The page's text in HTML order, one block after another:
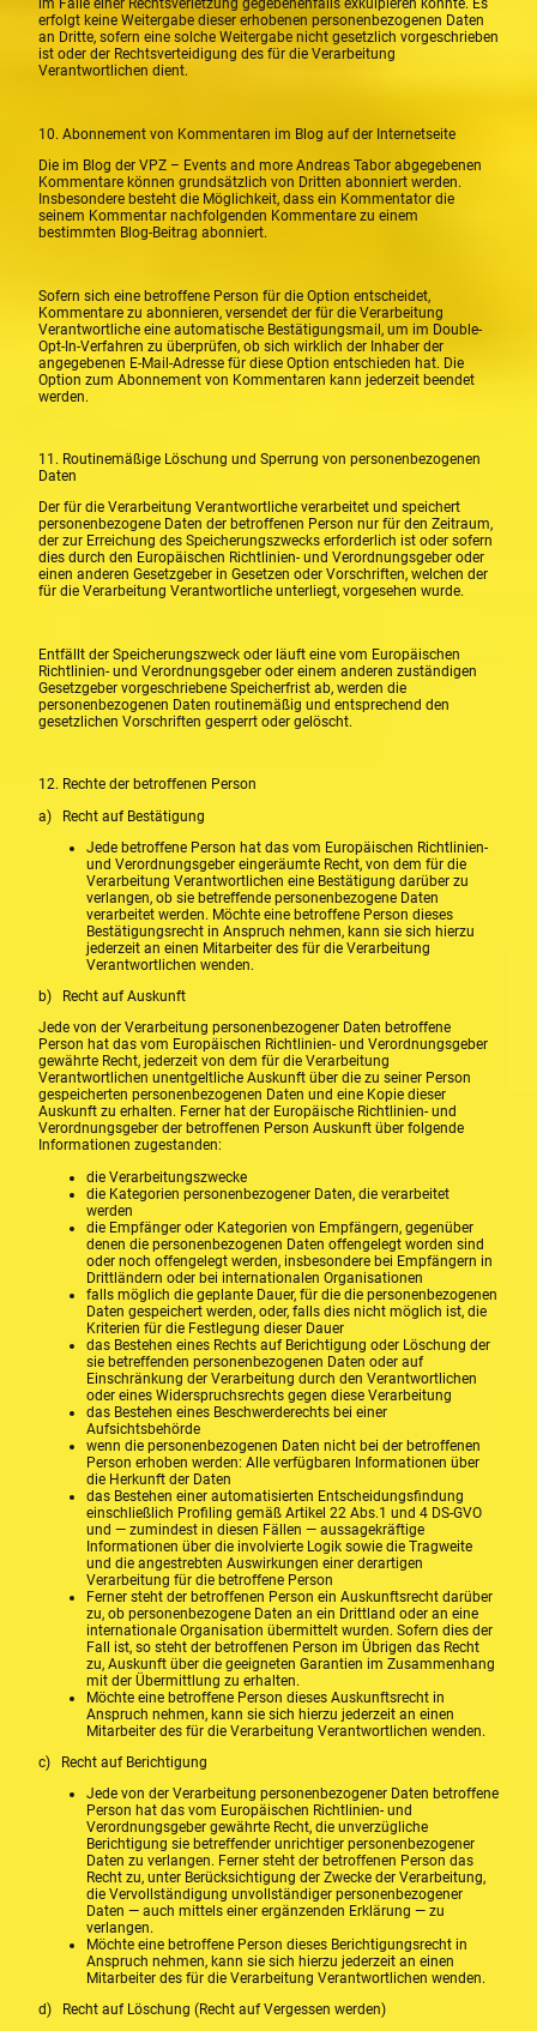
im Falle einer Rechtsverletzung gegebenenfalls exkulpieren könnte. Es
erfolgt keine Weitergabe dieser erhobenen personenbezogenen Daten
an Dritte, sofern eine solche Weitergabe nicht gesetzlich vorgeschrieben
ist oder der Rechtsverteidigung des für die Verarbeitung
Verantwortlichen dient.
10. Abonnement von Kommentaren im Blog auf der Internetseite
Die im Blog der VPZ – Events and more Andreas Tabor abgegebenen
Kommentare können grundsätzlich von Dritten abonniert werden.
Insbesondere besteht die Möglichkeit, dass ein Kommentator die
seinem Kommentar nachfolgenden Kommentare zu einem
bestimmten Blog-Beitrag abonniert.
Sofern sich eine betroffene Person für die Option entscheidet,
Kommentare zu abonnieren, versendet der für die Verarbeitung
Verantwortliche eine automatische Bestätigungsmail, um im Double-
Opt-In-Verfahren zu überprüfen, ob sich wirklich der Inhaber der
angegebenen E-Mail-Adresse für diese Option entschieden hat. Die
Option zum Abonnement von Kommentaren kann jederzeit beendet
werden.
11. Routinemäßige Löschung und Sperrung von personenbezogenen
Daten
Der für die Verarbeitung Verantwortliche verarbeitet und speichert
personenbezogene Daten der betroffenen Person nur für den Zeitraum,
der zur Erreichung des Speicherungszwecks erforderlich ist oder sofern
dies durch den Europäischen Richtlinien- und Verordnungsgeber oder
einen anderen Gesetzgeber in Gesetzen oder Vorschriften, welchen der
für die Verarbeitung Verantwortliche unterliegt, vorgesehen wurde.
Entfällt der Speicherungszweck oder läuft eine vom Europäischen
Richtlinien- und Verordnungsgeber oder einem anderen zuständigen
Gesetzgeber vorgeschriebene Speicherfrist ab, werden die
personenbezogenen Daten routinemäßig und entsprechend den
gesetzlichen Vorschriften gesperrt oder gelöscht.
12. Rechte der betroffenen Person
a) Recht auf Bestätigung
Jede betroffene Person hat das vom Europäischen Richtlinien-
und Verordnungsgeber eingeräumte Recht, von dem für die
Verarbeitung Verantwortlichen eine Bestätigung darüber zu
verlangen, ob sie betreffende personenbezogene Daten
verarbeitet werden. Möchte eine betroffene Person dieses
Bestätigungsrecht in Anspruch nehmen, kann sie sich hierzu
jederzeit an einen Mitarbeiter des für die Verarbeitung
Verantwortlichen wenden.
b) Recht auf Auskunft
Jede von der Verarbeitung personenbezogener Daten betroffene
Person hat das vom Europäischen Richtlinien- und Verordnungsgeber
gewährte Recht, jederzeit von dem für die Verarbeitung
Verantwortlichen unentgeltliche Auskunft über die zu seiner Person
gespeicherten personenbezogenen Daten und eine Kopie dieser
Auskunft zu erhalten. Ferner hat der Europäische Richtlinien- und
Verordnungsgeber der betroffenen Person Auskunft über folgende
Informationen zugestanden:
die Verarbeitungszwecke
die Kategorien personenbezogener Daten, die verarbeitet
werden
die Empfänger oder Kategorien von Empfängern, gegenüber
denen die personenbezogenen Daten offengelegt worden sind
oder noch offengelegt werden, insbesondere bei Empfängern in
Drittländern oder bei internationalen Organisationen
falls möglich die geplante Dauer, für die die personenbezogenen
Daten gespeichert werden, oder, falls dies nicht möglich ist, die
Kriterien für die Festlegung dieser Dauer
das Bestehen eines Rechts auf Berichtigung oder Löschung der
sie betreffenden personenbezogenen Daten oder auf
Einschränkung der Verarbeitung durch den Verantwortlichen
oder eines Widerspruchsrechts gegen diese Verarbeitung
das Bestehen eines Beschwerderechts bei einer
Aufsichtsbehörde
wenn die personenbezogenen Daten nicht bei der betroffenen
Person erhoben werden: Alle verfügbaren Informationen über
die Herkunft der Daten
das Bestehen einer automatisierten Entscheidungsfindung
einschließlich Profiling gemäß Artikel 22 Abs.1 und 4 DS-GVO
und — zumindest in diesen Fällen — aussagekräftige
Informationen über die involvierte Logik sowie die Tragweite
und die angestrebten Auswirkungen einer derartigen
Verarbeitung für die betroffene Person
Ferner steht der betroffenen Person ein Auskunftsrecht darüber
zu, ob personenbezogene Daten an ein Drittland oder an eine
internationale Organisation übermittelt wurden. Sofern dies der
Fall ist, so steht der betroffenen Person im Übrigen das Recht
zu, Auskunft über die geeigneten Garantien im Zusammenhang
mit der Übermittlung zu erhalten.
Möchte eine betroffene Person dieses Auskunftsrecht in
Anspruch nehmen, kann sie sich hierzu jederzeit an einen
Mitarbeiter des für die Verarbeitung Verantwortlichen wenden.
c) Recht auf Berichtigung
Jede von der Verarbeitung personenbezogener Daten betroffene
Person hat das vom Europäischen Richtlinien- und
Verordnungsgeber gewährte Recht, die unverzügliche
Berichtigung sie betreffender unrichtiger personenbezogener
Daten zu verlangen. Ferner steht der betroffenen Person das
Recht zu, unter Berücksichtigung der Zwecke der Verarbeitung,
die Vervollständigung unvollständiger personenbezogener
Daten — auch mittels einer ergänzenden Erklärung — zu
verlangen.
Möchte eine betroffene Person dieses Berichtigungsrecht in
Anspruch nehmen, kann sie sich hierzu jederzeit an einen
Mitarbeiter des für die Verarbeitung Verantwortlichen wenden.
d) Recht auf Löschung (Recht auf Vergessen werden)